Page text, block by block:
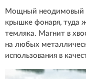
Мощный неодимовый
крышке фонаря, туда
темляка. Магнит в
на любых
использования в